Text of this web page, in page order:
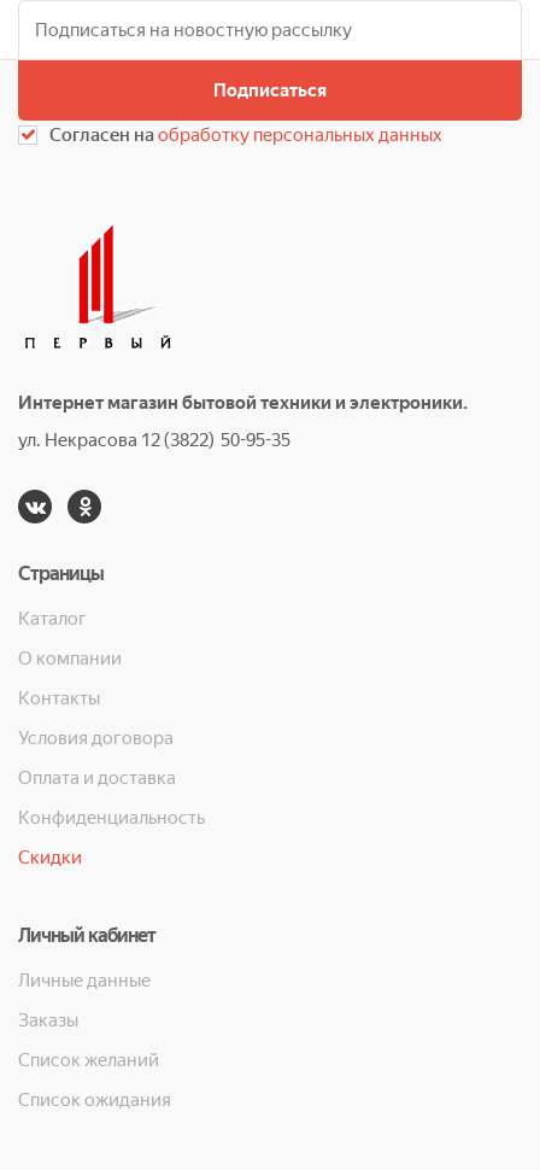
Подписаться
Согласен наобработку персональных данных
Интернет магазин бытовой техники и электроники.
ул. Некрасова 12 (3822) 50-95-35
Страницы
Каталог
О компании
Контакты
Условия договора
Оплата и доставка
Конфиденциальность
Скидки
Личный кабинет
Личные данные
Заказы
Список желаний
Список ожидания